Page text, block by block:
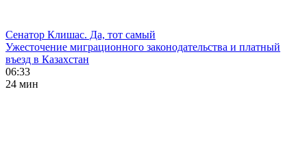
Сенатор Клишас. Да, тот самый
Ужесточение миграционного законодательства и платный
въезд в Казахстан
06:33
24 мин